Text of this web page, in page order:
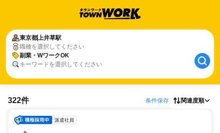
東京都上井草駅
職種を選択してください
副業・WワークOK
キーワードを選択してください
322件 条件保存 関連度順
派遣社員